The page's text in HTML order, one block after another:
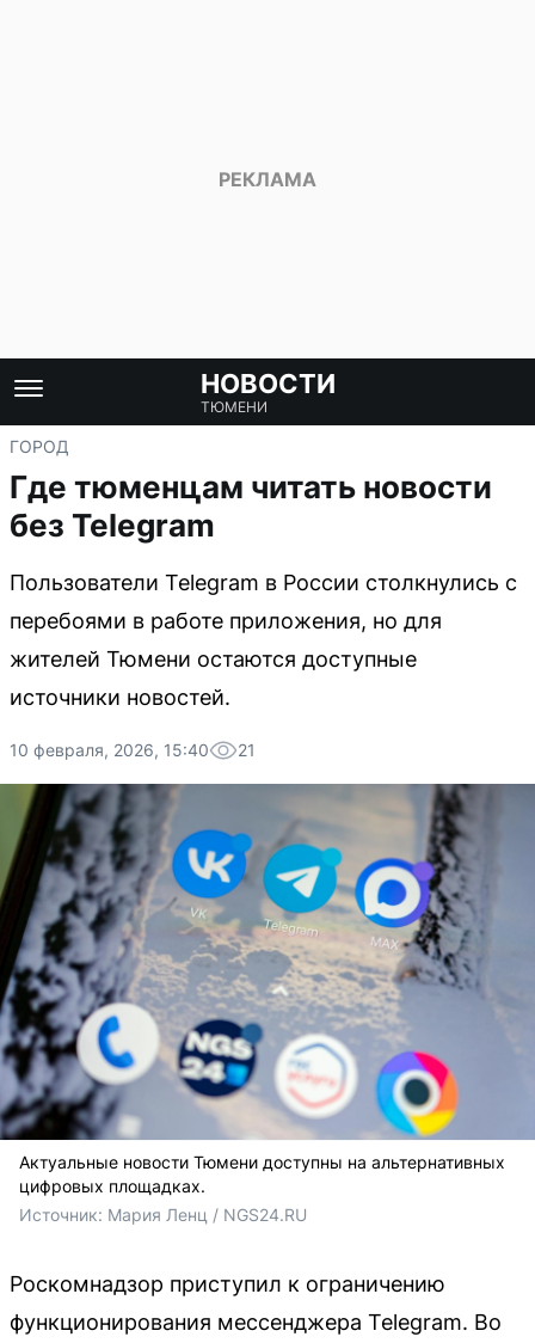
НОВОСТИ
ТЮМЕНИ
ГОРОД
Где тюменцам читать новости
без Telegram
Пользователи Telegram в России столкнулись с
перебоями в работе приложения, но для
жителей Тюмени остаются доступные
источники новостей.
10 февраля, 2026, 15:40 21
Актуальные новости Тюмени доступны на альтернативных
цифровых площадках.
Источник: Мария Ленц / NGS24.RU
Роскомнадзор приступил к ограничению
функционирования мессенджера Telegram. Во